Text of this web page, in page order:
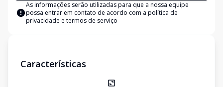
As informações serão utilizadas para que a nossa equipe
possa entrar em contato de acordo com a política de
privacidade e termos de serviço
Características